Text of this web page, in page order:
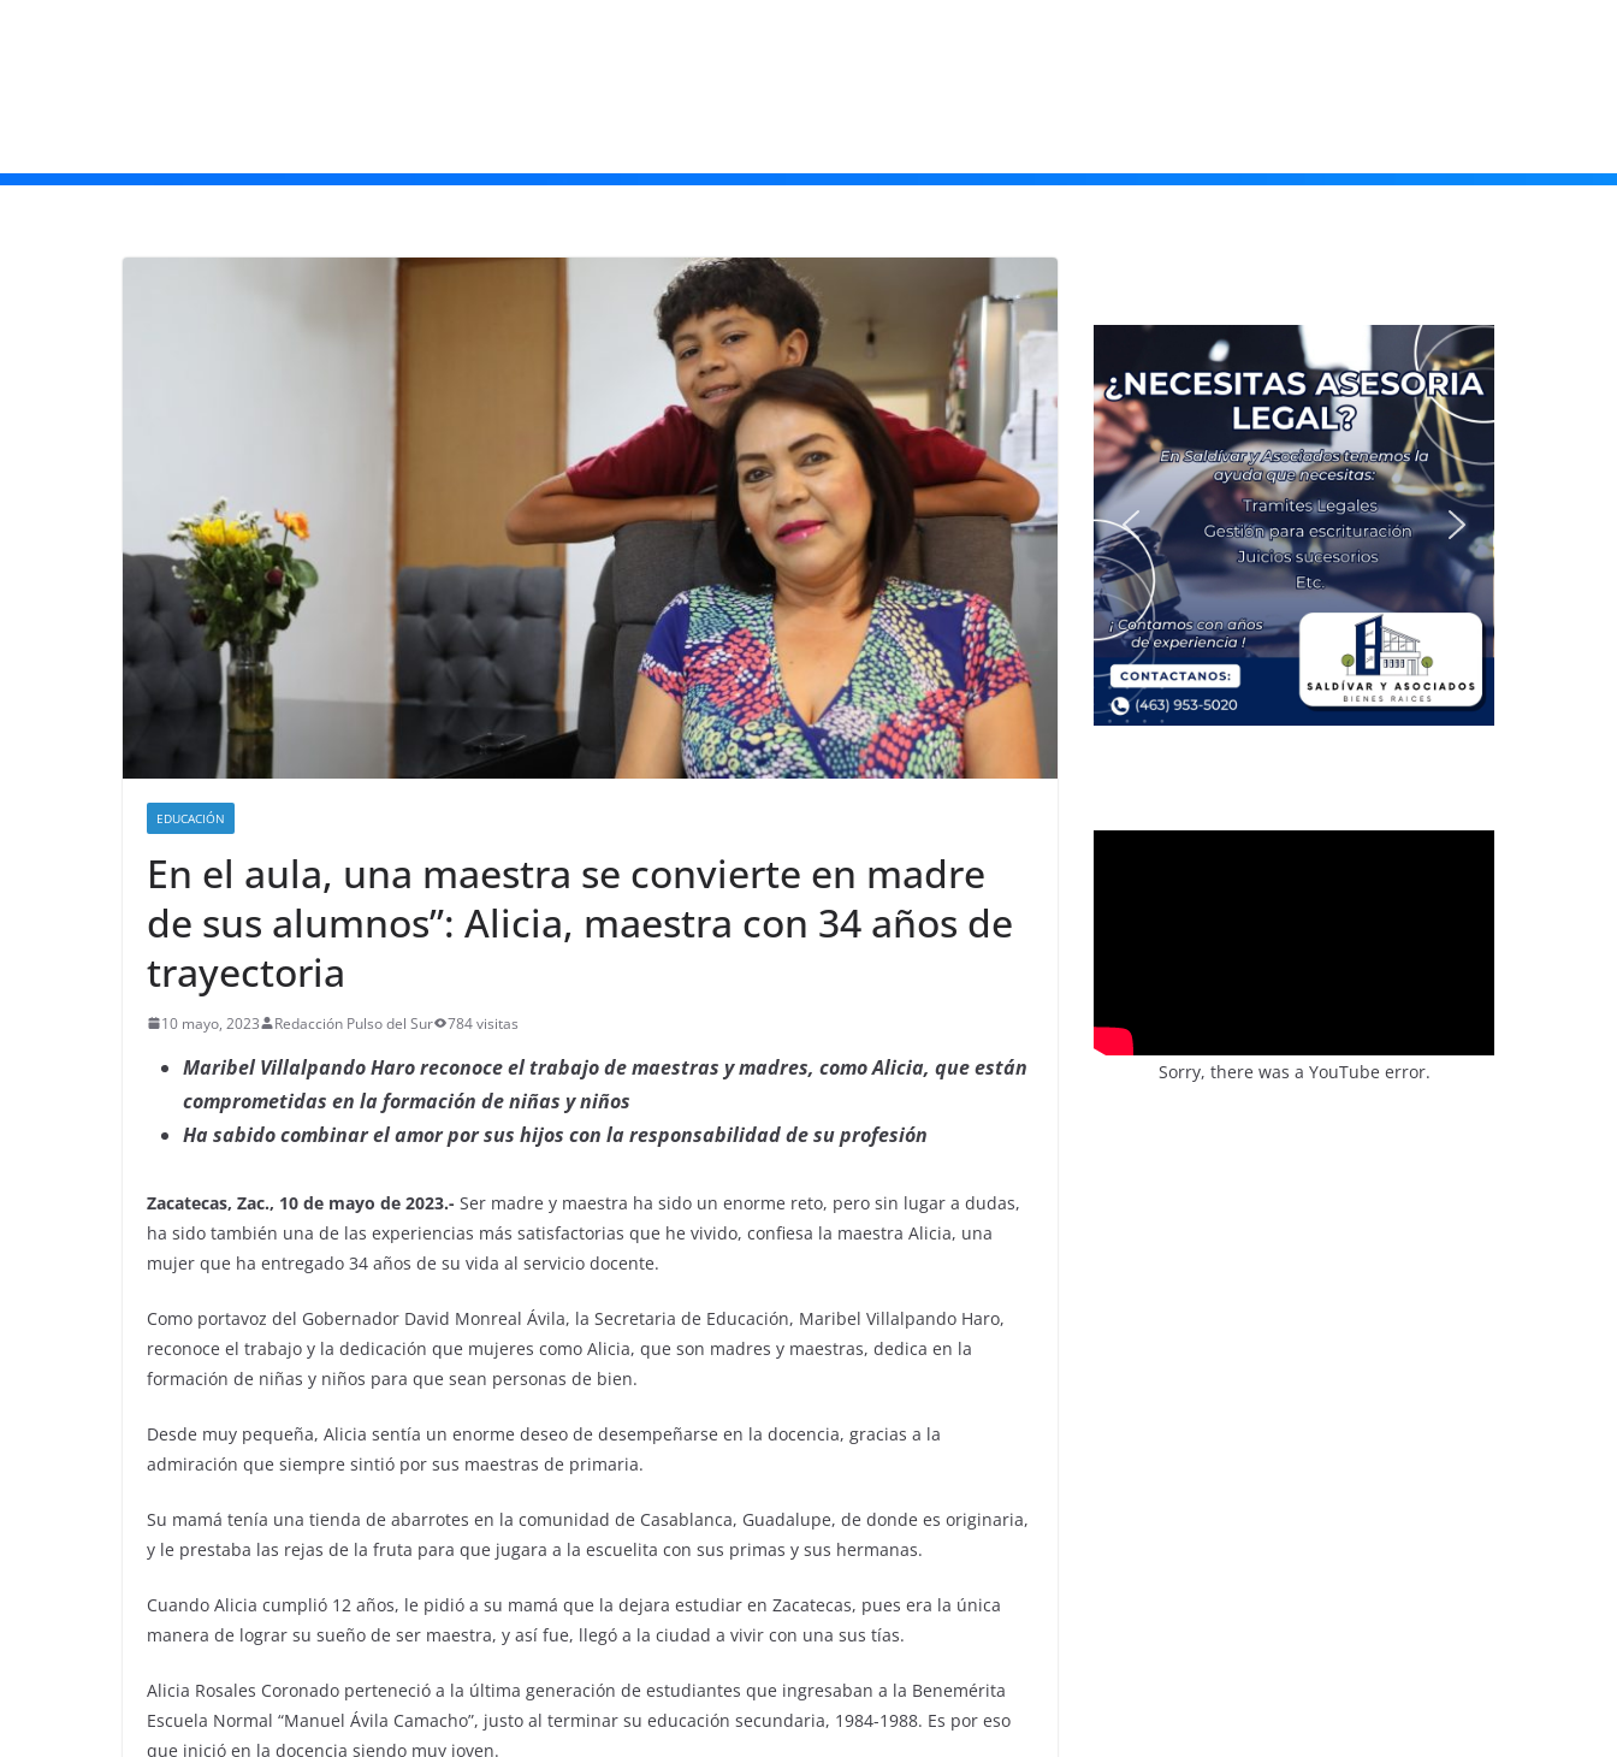
EDUCACIÓN
En el aula, una maestra se convierte en madre
de sus alumnos”: Alicia, maestra con 34 años de
trayectoria
10 mayo, 2023 Redacción Pulso del Sur 784 visitas
Maribel Villalpando Haro reconoce el trabajo de maestras y madres, como Alicia, que están
comprometidas en la formación de niñas y niños
Ha sabido combinar el amor por sus hijos con la responsabilidad de su profesión
Zacatecas, Zac., 10 de mayo de 2023.- Ser madre y maestra ha sido un enorme reto, pero sin lugar a dudas,
ha sido también una de las experiencias más satisfactorias que he vivido, confiesa la maestra Alicia, una
mujer que ha entregado 34 años de su vida al servicio docente.
Como portavoz del Gobernador David Monreal Ávila, la Secretaria de Educación, Maribel Villalpando Haro,
reconoce el trabajo y la dedicación que mujeres como Alicia, que son madres y maestras, dedica en la
formación de niñas y niños para que sean personas de bien.
Desde muy pequeña, Alicia sentía un enorme deseo de desempeñarse en la docencia, gracias a la
admiración que siempre sintió por sus maestras de primaria.
Su mamá tenía una tienda de abarrotes en la comunidad de Casablanca, Guadalupe, de donde es originaria,
y le prestaba las rejas de la fruta para que jugara a la escuelita con sus primas y sus hermanas.
Cuando Alicia cumplió 12 años, le pidió a su mamá que la dejara estudiar en Zacatecas, pues era la única
manera de lograr su sueño de ser maestra, y así fue, llegó a la ciudad a vivir con una sus tías.
Alicia Rosales Coronado perteneció a la última generación de estudiantes que ingresaban a la Benemérita
Escuela Normal “Manuel Ávila Camacho”, justo al terminar su educación secundaria, 1984-1988. Es por eso
que inició en la docencia siendo muy joven.
Sorry, there was a YouTube error.